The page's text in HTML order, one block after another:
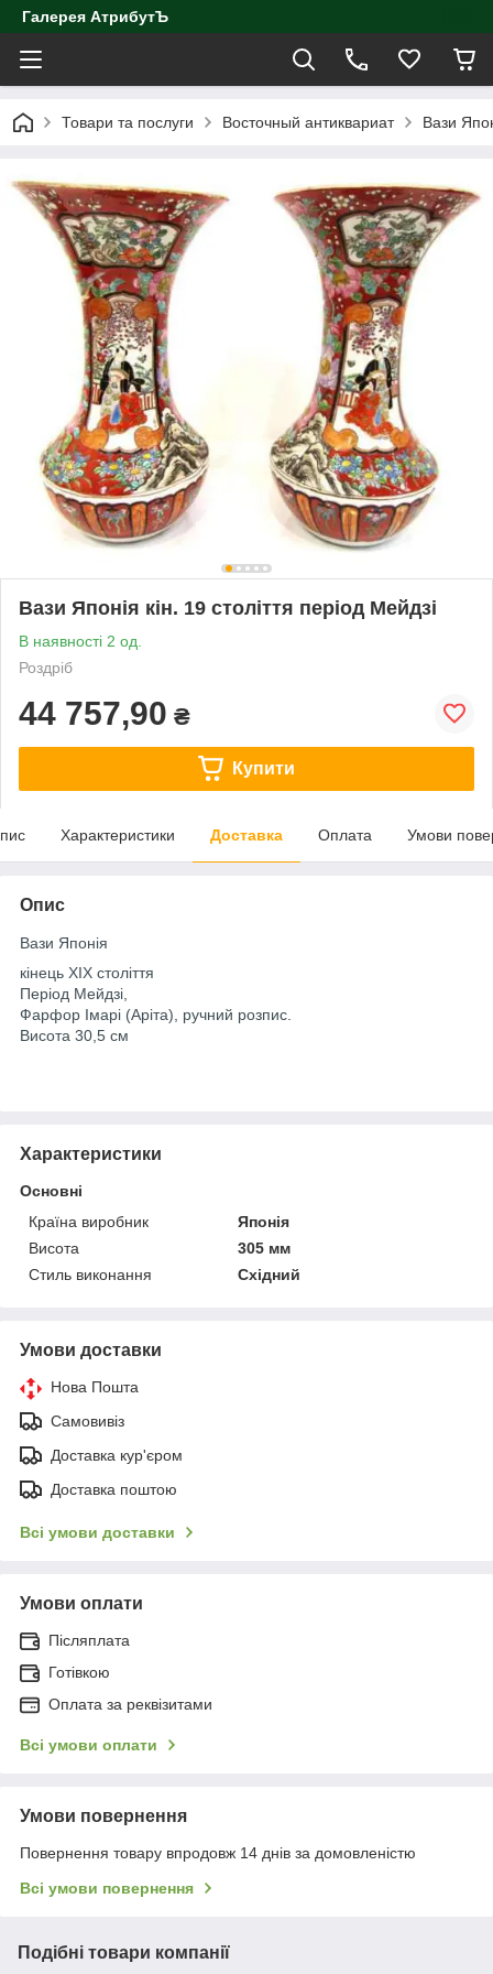
Галерея АтрибутЪ
Товари та послуги Восточный антиквариат Вази
Вази Японія кін. 19 століття період Мейдзі
В наявності 2 од.
Роздріб
44 757,90 ₴
Купити
Характеристики Доставка Оплата Умови
Опис
Вази Японія
кінець XIX століття
Період Мейдзі,
Фарфор Імарі (Аріта), ручний розпис.
Висота 30,5 см
Характеристики
Основні
Країна виробник
Японія
Висота
305 мм
Стиль виконання
Східний
Умови доставки
Нова Пошта
Самовивіз
Доставка кур'єром
Доставка поштою
Всі умови доставки
Умови оплати
Післяплата
Готівкою
Оплата за реквізитами
Всі умови оплати
Умови повернення
Повернення товару впродовж 14 днів за домовленістю
Всі умови повернення
Подібні товари компанії